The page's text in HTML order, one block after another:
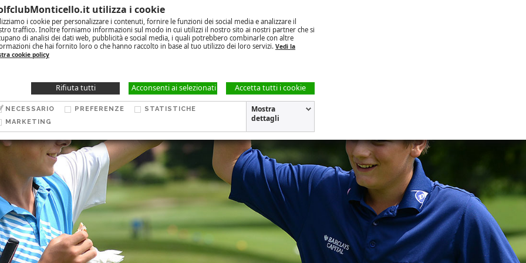
utilizza i cookie
i cookie per personalizzare i contenuti, fornire le funzioni dei social media e analizzare il
traffico. Inoltre forniamo informazioni sul modo in cui utilizzi il nostro sito ai nostri partner che si
di analisi dei dati web, pubblicità e social media, i quali potrebbero combinarle con altre
che hai fornito loro o che hanno raccolto in base al tuo utilizzo dei loro servizi. Vedi la
cookie policy
Rifiuta tutti Acconsenti ai selezionati Accetta tutti i cookie
NECESSARIO PREFERENZE
STATISTICHE
MARKETING
Mostra
dettagli
IL CLUB GIOCA LOCATION EVENTI E NEWS CONTATTI AREA SOCI
Informazioni Orari Lascia la tua opinione